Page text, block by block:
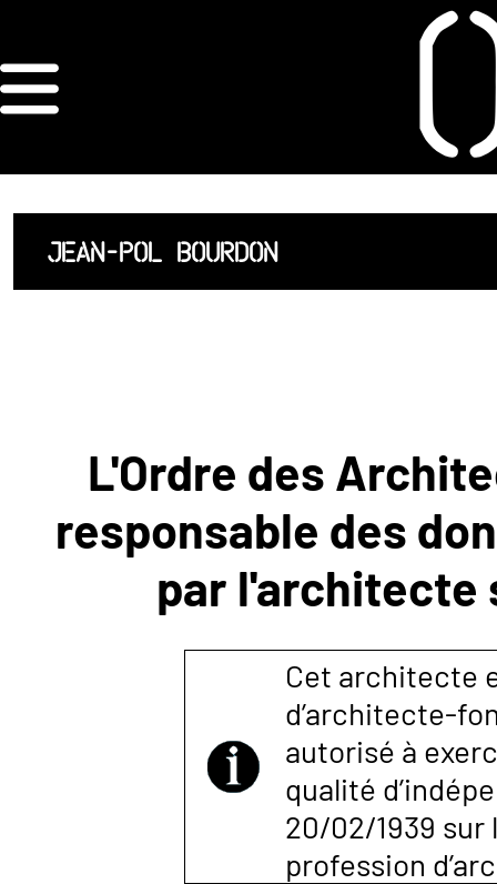
ORDRE DES
ARCHITECTES
ACCUEIL
LISTE DES
ANNEXE 4 CODT
CONTACTER
JEAN-POL BOURDON
L'Ordre des
responsable des
par l'architecte
Cet architecte
d’architecte-
autorisé à
qualité
20/02/1939
profession